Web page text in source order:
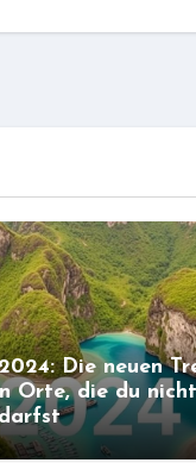
Die neuen
Orte, die du nicht